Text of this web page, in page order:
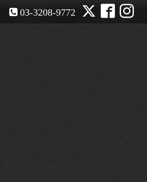
03-3208-9772